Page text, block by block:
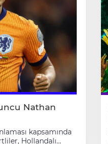
Nathan
kapsamında
Hollandalı